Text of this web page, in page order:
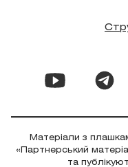
Матеріали з
«Партнерський
та